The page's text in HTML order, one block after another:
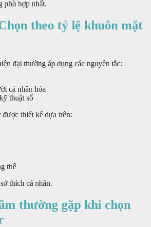
phù hợp nhất.
theo tỷ lệ khuôn mặt
đại thường áp dụng các nguyên tắc:
cá nhân hóa
thuật số
thiết kế dựa trên:
thể
thích cá nhân.
thường gặp khi chọn